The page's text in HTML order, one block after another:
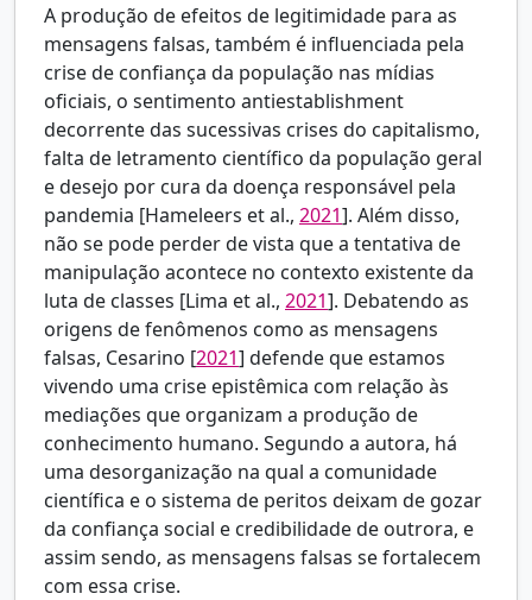
A produção de efeitos de legitimidade para as
mensagens falsas, também é influenciada pela
crise de confiança da população nas mídias
oficiais, o sentimento antiestablishment
decorrente das sucessivas crises do capitalismo,
falta de letramento científico da população geral
e desejo por cura da doença responsável pela
pandemia [Hameleers et al., 2021]. Além disso,
não se pode perder de vista que a tentativa de
manipulação acontece no contexto existente da
luta de classes [Lima et al., 2021]. Debatendo as
origens de fenômenos como as mensagens
falsas, Cesarino [2021] defende que estamos
vivendo uma crise epistêmica com relação às
mediações que organizam a produção de
conhecimento humano. Segundo a autora, há
uma desorganização na qual a comunidade
científica e o sistema de peritos deixam de gozar
da confiança social e credibilidade de outrora, e
assim sendo, as mensagens falsas se fortalecem
com essa crise.